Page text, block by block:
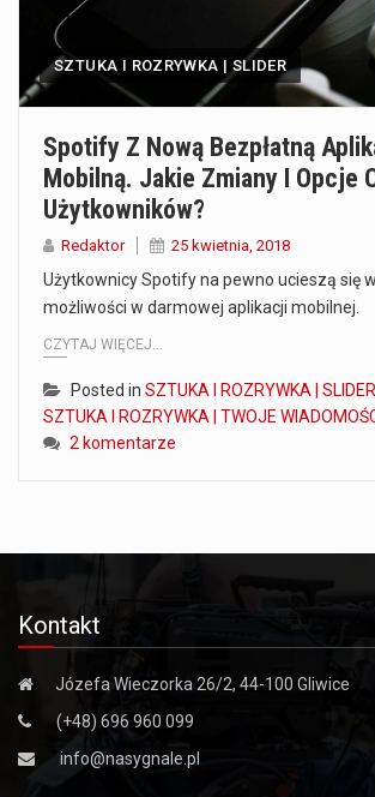
SZTUKA I ROZRYWKA | SLIDER
Spotify Z Nową Bezpłatną
Mobilną. Jakie Zmiany I Opcje
Użytkowników?
Redaktor 25 kwietnia, 2018
Użytkownicy Spotify na pewno ucieszą się
możliwości w darmowej aplikacji mobilnej.
CZYTAJ WIĘCEJ...
Posted in SZTUKA I ROZRYWKA | SLIDER
SZTUKA I ROZRYWKA | TWOJE
2 komentarze
Kontakt
Józefa Wieczorka 26/2, 44-100 Gliwice
(+48) 696 960 099
info@nasygnale.pl